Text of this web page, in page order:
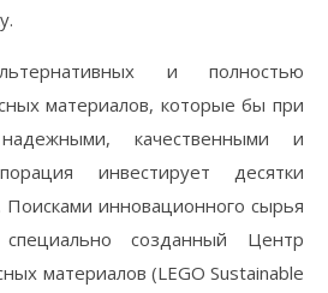
и полностью
материалов, которые бы при
качественными и
инвестирует десятки
инновационного сырья
созданный Центр
материалов (LEGO Sustainable